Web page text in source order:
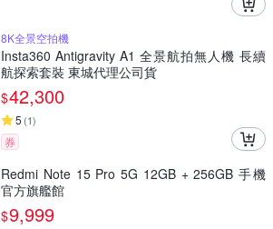
8K全景空拍機
Insta360 Antigravity A1 全景航拍無人機 長續
航探索套裝 東城代理公司貨
$42,300
5 (1)
券
Redmi Note 15 Pro 5G 12GB + 256GB 手機
官方旗艦館
$9,999